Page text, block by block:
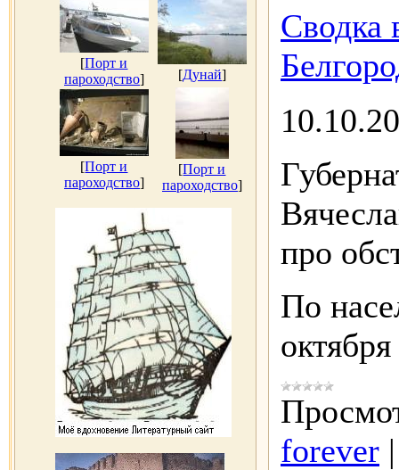
[Порт и
пароходство] [Дунай]
[Порт и
пароходство]
[Порт и
пароходство]
Сводка
про
По
forever